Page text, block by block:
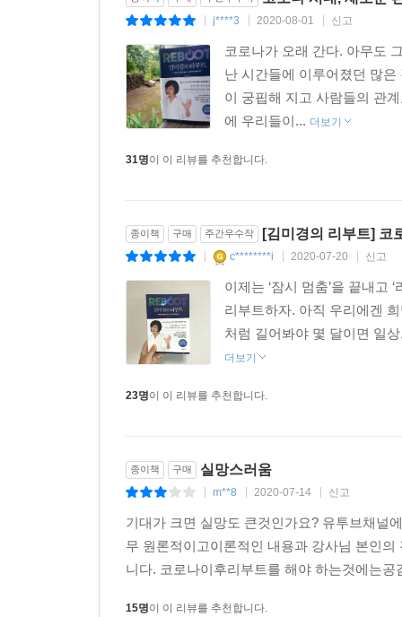
그러기 위해서 가장 먼저 해야 할 일이 ‘멈춤’에
무엇보다 ‘다시 시작’이라는 실행이 중요하기
‘리부트’라는 한 단어로 정의한 데에서 힌트를 얻
차용하여 새로운 시리즈로 다시 시작하는 것’을
들어가자고 외치는 도전의 구호로 쓴다. ‘김미
직장을 잃을 위기에 놓인 사람들, 가게 문을 닫거
일이 끊기고 수입도 줄어든 사람들에게 스스로를
★★나만의 인생 시나리오를 써라!
★★‘뉴 러너’가 되어 일자리를 구하라
★★‘뉴 휴먼’이 되어 아이들을 지켜라
이 책은 다섯 개의 Part로 구성되었다. 먼저
살리는 리부트 시나리오를 써라]에서는 코로나
되어야 일자리를 구한다]에서는 4차 산업과 디지
알아본다. 마지막으로 [Part 5. 공존의 철학자 ‘
‘어떻게 우리의 마음을 다잡고 용기와 희망을 가
지금까지 잠시 멈춰 있었다면 인생을 다시 시
j****3 2020-08-01 신고
코로나가 오래 간다. 아무도
난 시간들에 이루어졌던 많
이 궁핍해 지고 사람들의 관
에 우리들이... 더보기
31명이 이 리뷰를 추천합니다.
종이책 구매 주간우수작 [김미경의 리부트] 코
c********i 2020-07-20 신고
이제는 ‘잠시 멈춤’을 끝내고
리부트하자. 아직 우리에겐
처럼 길어봐야 몇 달이면 일
더보기
23명이 이 리뷰를 추천합니다.
종이책 구매 실망스러움
m**8 2020-07-14 신고
기대가 크면 실망도 큰것인가요? 유투브채널
무 원론적이고이론적인 내용과 강사님 본인
니다. 코로나이후리부트를 해야 하는것에는
15명이 이 리뷰를 추천합니다.